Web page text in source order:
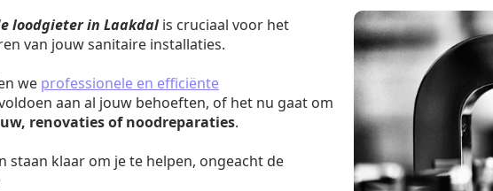
loodgieter in Laakdal is cruciaal voor het
van jouw sanitaire installaties.
we professionele en efficiënte
aan al jouw behoeften, of het nu gaat om
renovaties of noodreparaties.
staan klaar om je te helpen, ongeacht de